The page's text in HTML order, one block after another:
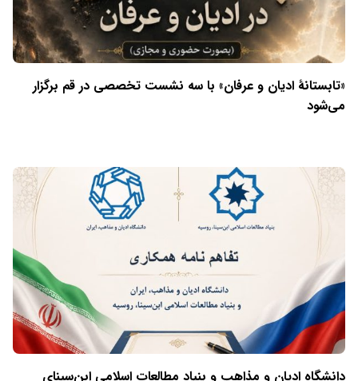
«تابستانهٔ ادیان و عرفان» با سه نشست تخصصی در قم برگزار
می‌شود
دانشگاه ادیان و مذاهب و بنیاد مطالعات اسلامی ابن‌سینای